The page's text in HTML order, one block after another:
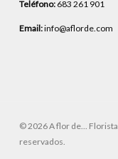
Teléfono:683 261 901
Email:info@aflorde.com
© 2026 A flor de...
reservados.